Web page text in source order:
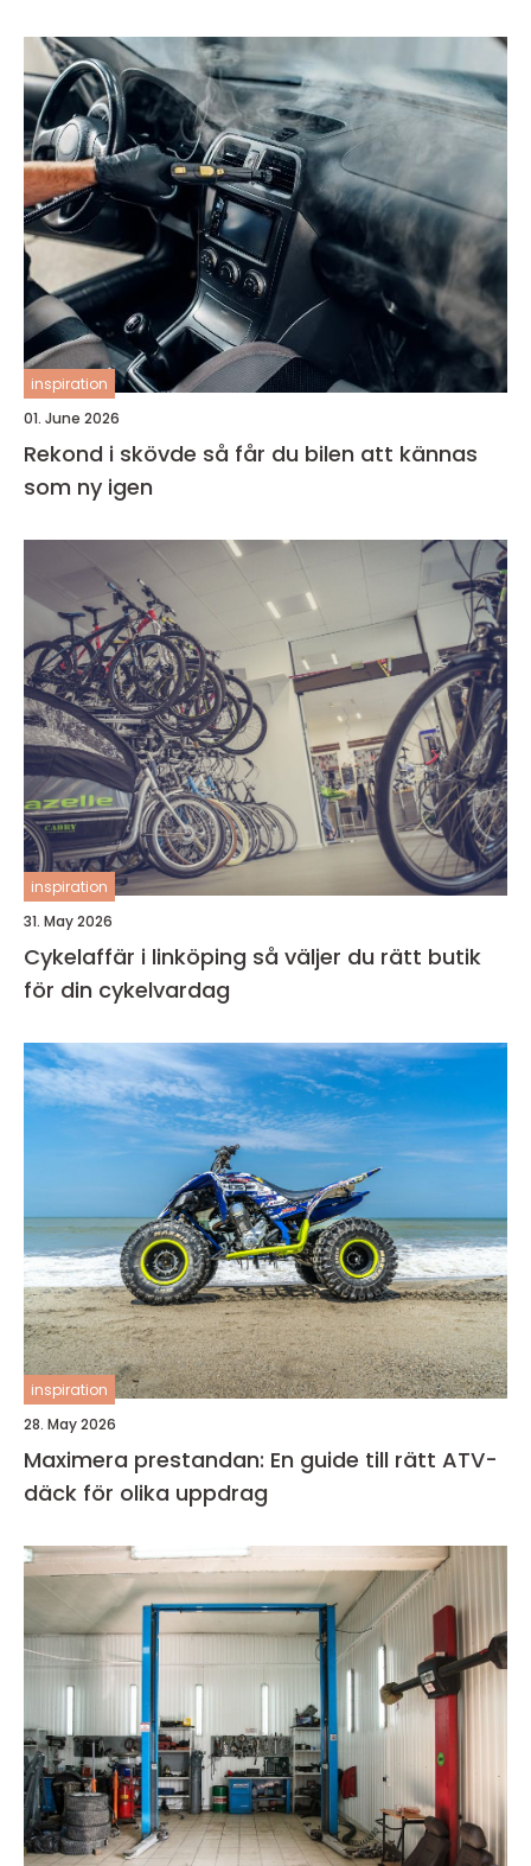
inspiration
01. June 2026
Rekond i skövde så får du bilen att kännas
som ny igen
inspiration
31. May 2026
Cykelaffär i linköping så väljer du rätt butik
för din cykelvardag
inspiration
28. May 2026
Maximera prestandan: En guide till rätt ATV-
däck för olika uppdrag